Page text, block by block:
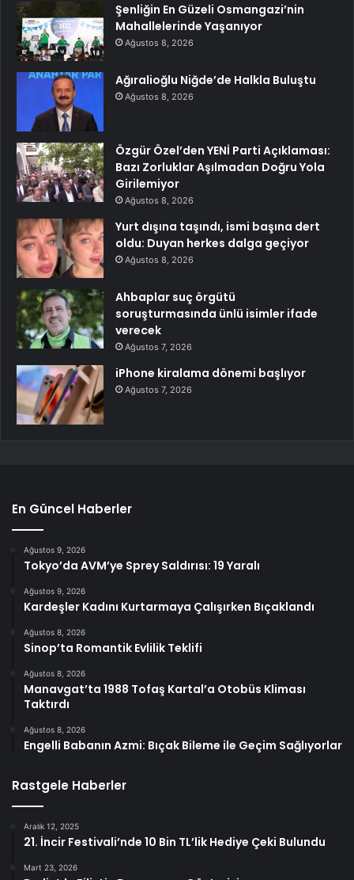
Şenliğin En Güzeli Osmangazi’nin
Mahallelerinde Yaşanıyor
Ağustos 8, 2026
Ağıralioğlu Niğde’de Halkla Buluştu
Ağustos 8, 2026
Özgür Özel’den YENİ Parti Açıklaması:
Bazı Zorluklar Aşılmadan Doğru Yola
Girilemiyor
Ağustos 8, 2026
Yurt dışına taşındı, ismi başına dert
oldu: Duyan herkes dalga geçiyor
Ağustos 8, 2026
Ahbaplar suç örgütü
soruşturmasında ünlü isimler ifade
verecek
Ağustos 7, 2026
iPhone kiralama dönemi başlıyor
Ağustos 7, 2026
En Güncel Haberler
Ağustos 9, 2026
Tokyo’da AVM’ye Sprey Saldırısı: 19 Yaralı
Ağustos 9, 2026
Kardeşler Kadını Kurtarmaya Çalışırken Bıçaklandı
Ağustos 8, 2026
Sinop’ta Romantik Evlilik Teklifi
Ağustos 8, 2026
Manavgat’ta 1988 Tofaş Kartal’a Otobüs Kliması
Taktırdı
Ağustos 8, 2026
Engelli Babanın Azmi: Bıçak Bileme ile Geçim Sağlıyorlar
Rastgele Haberler
Aralık 12, 2025
21. İncir Festivali’nde 10 Bin TL’lik Hediye Çeki Bulundu
Mart 23, 2026